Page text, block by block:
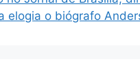
elogia o biógrafo